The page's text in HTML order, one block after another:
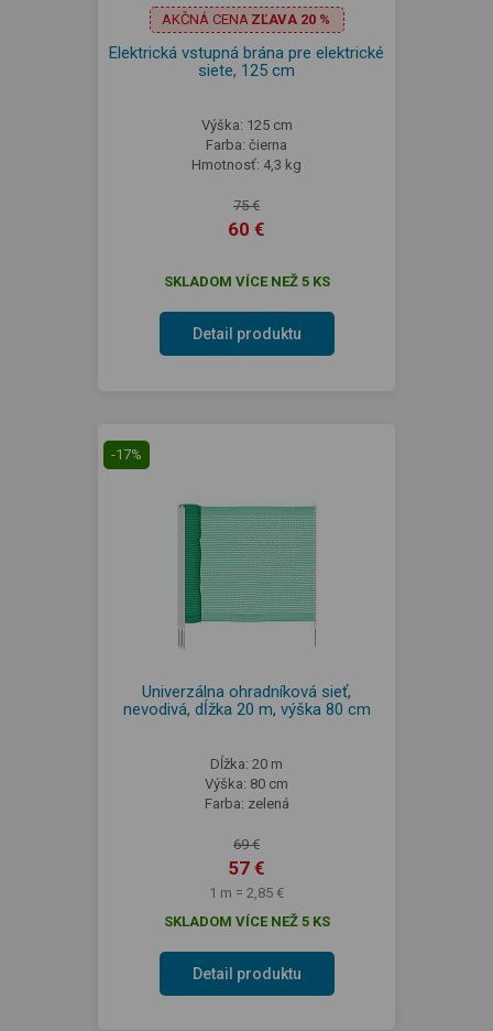
AKČNÁ CENA ZĽAVA 20 %
Elektrická vstupná brána pre elektrické
siete, 125 cm
Výška: 125 cm
Farba: čierna
Hmotnosť: 4,3 kg
75 €
60 €
SKLADOM VÍCE NEŽ 5 KS
Detail produktu
-17%
Univerzálna ohradníková sieť,
nevodivá, dĺžka 20 m, výška 80 cm
Dĺžka: 20 m
Výška: 80 cm
Farba: zelená
69 €
57 €
1 m = 2,85 €
SKLADOM VÍCE NEŽ 5 KS
Detail produktu